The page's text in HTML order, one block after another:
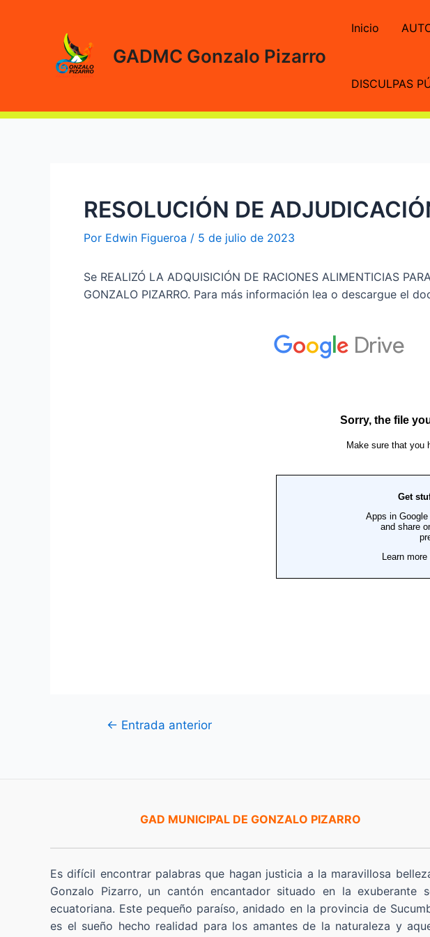
GADMC Gonzalo Pizarro
Inicio
DISCULPAS
RESOLUCIÓN DE
Por Edwin Figueroa / 5 de julio de 2023
Se REALIZÓ LA ADQUISICIÓN DE RACIONES ALIMENTICIAS
GONZALO PIZARRO. Para más información lea o descargue el
Navegación
← Entrada anterior
GAD MUNICIPAL DE GONZALO PIZARRO
Es difícil encontrar palabras que hagan justicia a la maravillosa
Gonzalo Pizarro, un cantón encantador situado en la exuberante
ecuatoriana. Este pequeño paraíso, anidado en la provincia de
es el sueño hecho realidad para los amantes de la naturaleza y